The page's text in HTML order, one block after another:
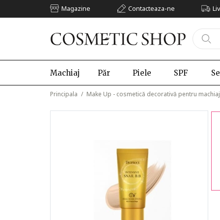
Magazine Contacteaza-ne
Machiaj Păr Piele SPF
Principala / Make Up - cosmetică decorativă pentru machiaj